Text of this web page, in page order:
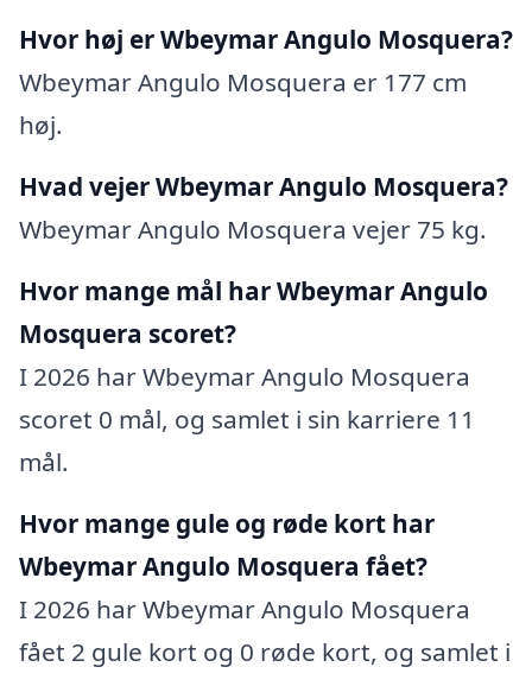
Hvor høj er Wbeymar Angulo Mosquera?
Wbeymar Angulo Mosquera er 177 cm
høj.
Hvad vejer Wbeymar Angulo Mosquera?
Wbeymar Angulo Mosquera vejer 75 kg.
Hvor mange mål har Wbeymar Angulo
Mosquera scoret?
I 2026 har Wbeymar Angulo Mosquera
scoret 0 mål, og samlet i sin karriere 11
mål.
Hvor mange gule og røde kort har
Wbeymar Angulo Mosquera fået?
I 2026 har Wbeymar Angulo Mosquera
fået 2 gule kort og 0 røde kort, og samlet i